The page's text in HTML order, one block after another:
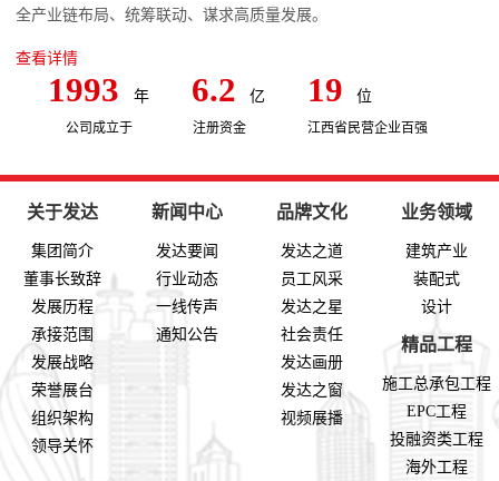
全产业链布局、统筹联动、谋求高质量发展。
查看详情
1993 年
公司成立于
6.2 亿
注册资金
19 位
江西省民营企业百强
关于发达
集团简介
董事长致辞
发展历程
承接范围
发展战略
荣誉展台
组织架构
领导关怀
新闻中心
发达要闻
行业动态
一线传声
通知公告
品牌文化
发达之道
员工风采
发达之星
社会责任
发达画册
发达之窗
视频展播
业务领域
建筑产业
装配式
设计
精品工程
施工总承包工程
EPC工程
投融资类工程
海外工程